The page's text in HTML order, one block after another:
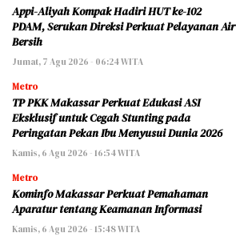
Appi-Aliyah Kompak Hadiri HUT ke-102
PDAM, Serukan Direksi Perkuat Pelayanan Air
Bersih
Jumat, 7 Agu 2026 - 06:24 WITA
Metro
TP PKK Makassar Perkuat Edukasi ASI
Eksklusif untuk Cegah Stunting pada
Peringatan Pekan Ibu Menyusui Dunia 2026
Kamis, 6 Agu 2026 - 16:54 WITA
Metro
Kominfo Makassar Perkuat Pemahaman
Aparatur tentang Keamanan Informasi
Kamis, 6 Agu 2026 - 15:48 WITA